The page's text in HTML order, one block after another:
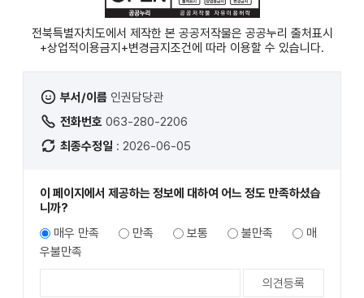
전북특별자치도에서 제작한 본 공공저작물은 공공누리 출처표시
+상업적이용금지+변경금지 조건에 따라 이용할 수 있습니다.
부서/이름 인권담당관
전화번호 063-280-2206
최종수정일 : 2026-06-05
이 페이지에서 제공하는 정보에 대하여 어느 정도 만족하셨습
니까?
매우 만족
만족 보통 불만족
매
우불만족